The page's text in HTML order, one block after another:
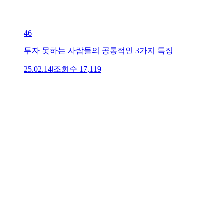
46
투자 못하는 사람들의 공통적인 3가지 특징
25.02.14|조회수 17,119